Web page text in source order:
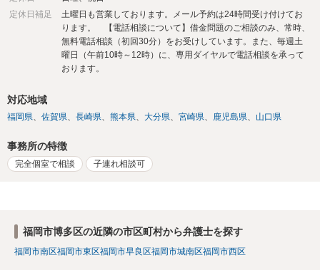
定休日補足
土曜日も営業しております。メール予約は24時間受け付けてお
ります。 【電話相談について】借金問題のご相談のみ、常時、
無料電話相談（初回30分）をお受けしています。また、毎週土
曜日（午前10時～12時）に、専用ダイヤルで電話相談を承って
おります。
対応地域
福岡県 佐賀県 長崎県 熊本県 大分県 宮崎県 鹿児島県 山口県
事務所の特徴
完全個室で相談 子連れ相談可
福岡市博多区の近隣の市区町村から弁護士を探す
福岡市南区福岡市東区福岡市早良区福岡市城南区福岡市西区